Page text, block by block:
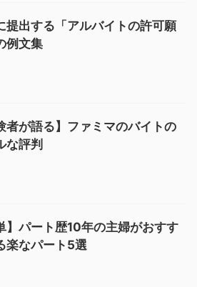
提出する「アルバイトの許可願
例文集
者が語る】ファミマのバイトの
な評判
】パート歴10年の主婦がおすす
楽なパート5選